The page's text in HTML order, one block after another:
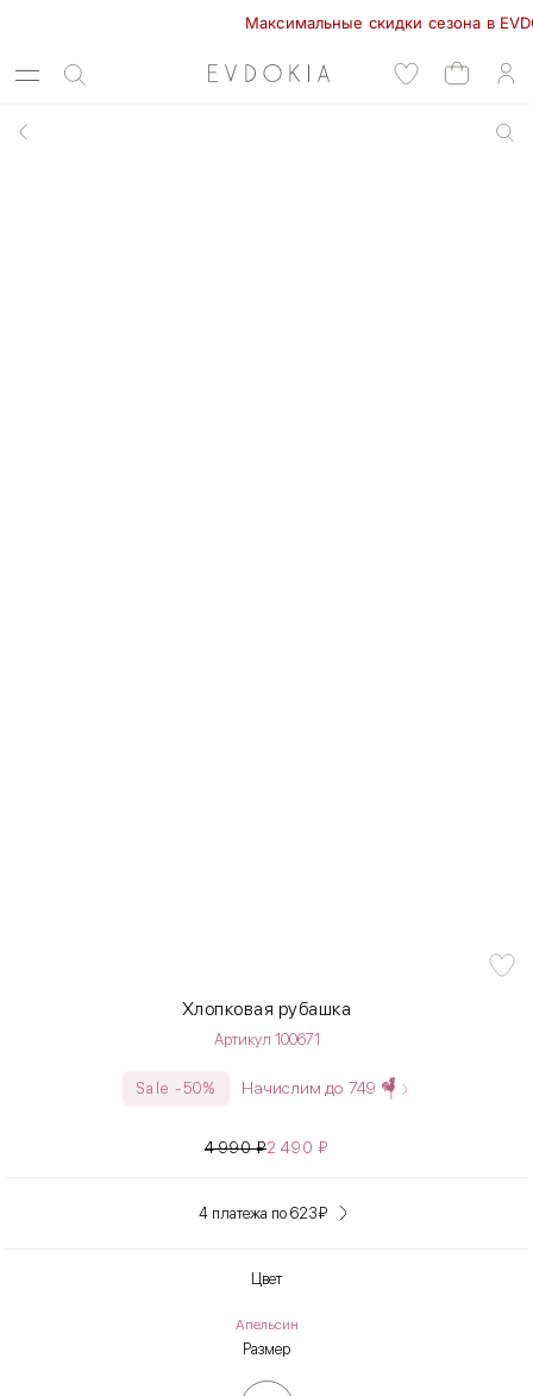
Максимальные скидки сезона в
Хлопковая рубашка
Артикул 100671
Sale -50% Начислим до 749
4 990₽2 490₽
4 платежа по 623₽
Цвет
Апельсин
Размер